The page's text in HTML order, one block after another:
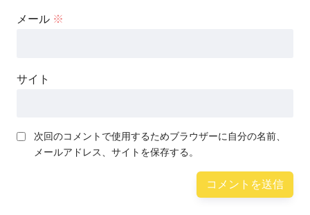
メール ※
サイト
次回のコメントで使用するためブラウザーに自分の名前、
メールアドレス、サイトを保存する。